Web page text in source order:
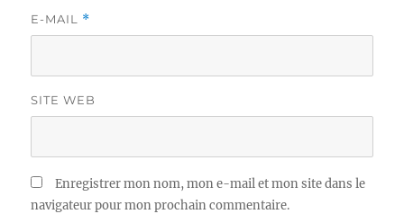
E-MAIL *
SITE WEB
Enregistrer mon nom, mon e-mail et mon site dans le
navigateur pour mon prochain commentaire.